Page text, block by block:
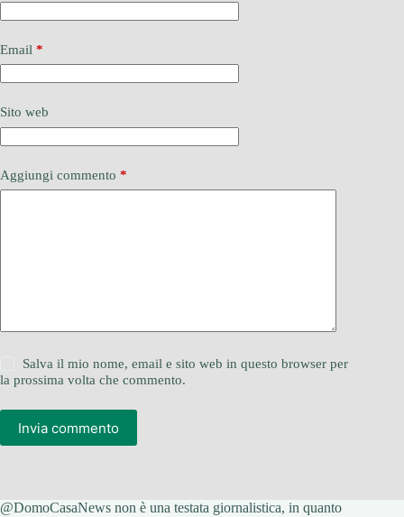
Email *
Sito web
Aggiungi commento *
Salva il mio nome, email e sito web in questo browser per
la prossima volta che commento.
Invia commento
@DomoCasaNews non è una testata giornalistica, in quanto